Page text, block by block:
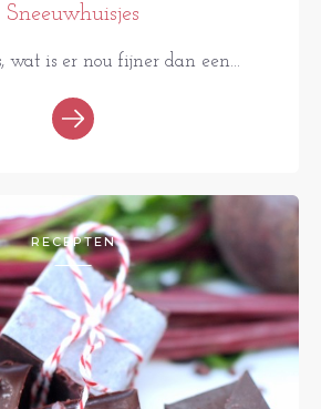
Sneeuwhuisjes
wat is er nou fijner dan een...
RECEPTEN